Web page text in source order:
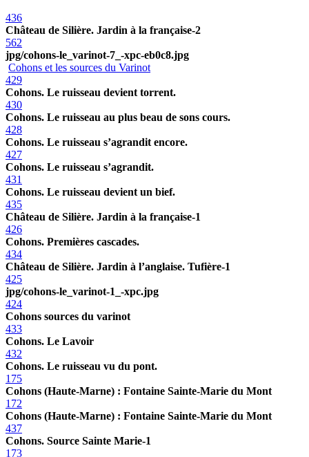
436
Château de Silière. Jardin à la française-2
562
jpg/cohons-le_varinot-7_-xpc-eb0c8.jpg
Cohons et les sources du Varinot
429
Cohons. Le ruisseau devient torrent.
430
Cohons. Le ruisseau au plus beau de sons cours.
428
Cohons. Le ruisseau s’agrandit encore.
427
Cohons. Le ruisseau s’agrandit.
431
Cohons. Le ruisseau devient un bief.
435
Château de Silière. Jardin à la française-1
426
Cohons. Premières cascades.
434
Château de Silière. Jardin à l’anglaise. Tufière-1
425
jpg/cohons-le_varinot-1_-xpc.jpg
424
Cohons sources du varinot
433
Cohons. Le Lavoir
432
Cohons. Le ruisseau vu du pont.
175
Cohons (Haute-Marne) : Fontaine Sainte-Marie du Mont
172
Cohons (Haute-Marne) : Fontaine Sainte-Marie du Mont
437
Cohons. Source Sainte Marie-1
173